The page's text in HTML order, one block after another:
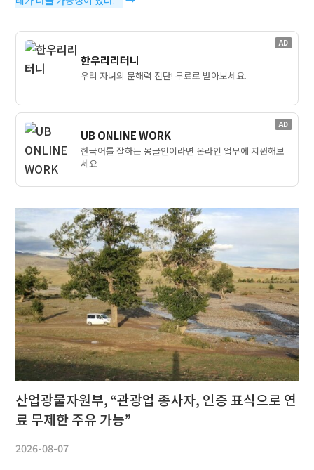
AD
한우리리터니
우리 자녀의 문해력 진단! 무료로 받아보세요.
AD
UB ONLINE WORK
한국어를 잘하는 몽골인이라면 온라인 업무에 지원해보
세요
산업광물자원부, “관광업 종사자, 인증 표식으로 연
료 무제한 주유 가능”
2026-08-07